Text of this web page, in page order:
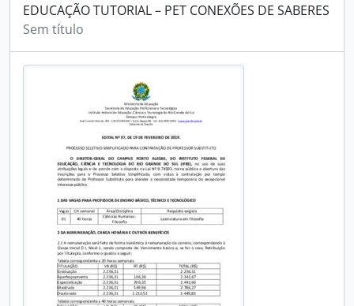
EDUCAÇÃO TUTORIAL – PET CONEXÕES DE SABERES
Sem título